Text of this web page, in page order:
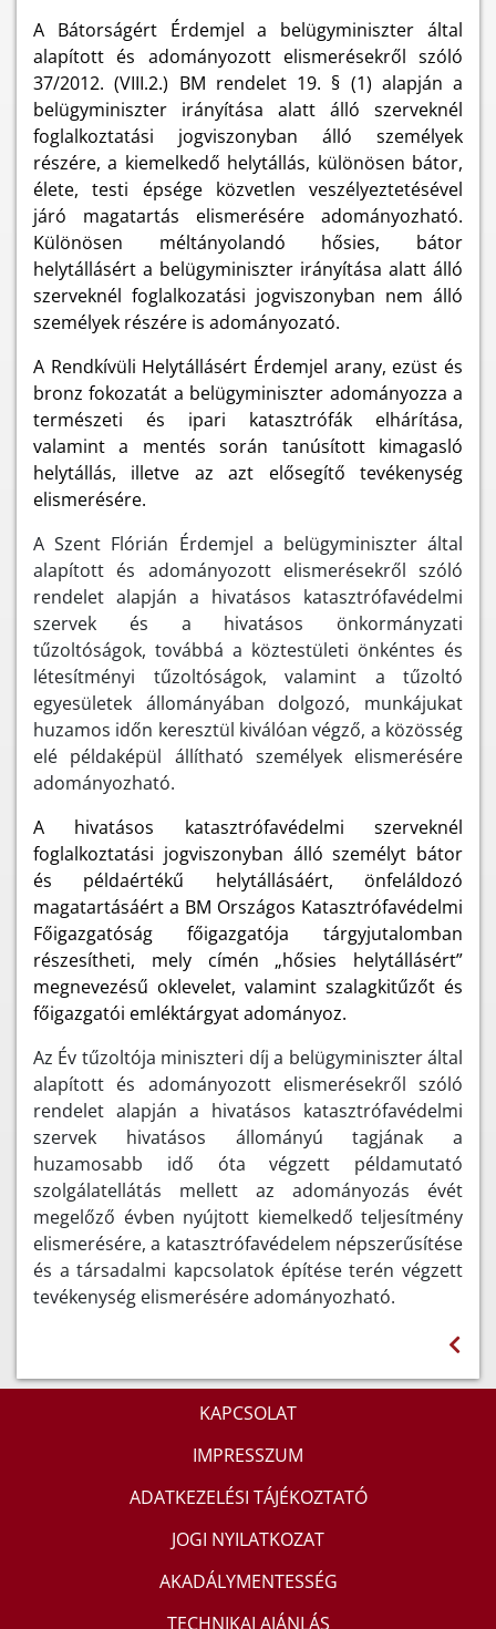
A Bátorságért Érdemjel a belügyminiszter által
alapított és adományozott elismerésekről szóló
37/2012. (VIII.2.) BM rendelet 19. § (1) alapján a
belügyminiszter irányítása alatt álló szerveknél
foglalkoztatási jogviszonyban álló személyek
részére, a kiemelkedő helytállás, különösen bátor,
élete, testi épsége közvetlen veszélyeztetésével
járó magatartás elismerésére adományozható.
Különösen méltányolandó hősies, bátor
helytállásért a belügyminiszter irányítása alatt álló
szerveknél foglalkozatási jogviszonyban nem álló
személyek részére is adományozató.
A Rendkívüli Helytállásért Érdemjel arany, ezüst és
bronz fokozatát a belügyminiszter adományozza a
természeti és ipari katasztrófák elhárítása,
valamint a mentés során tanúsított kimagasló
helytállás, illetve az azt elősegítő tevékenység
elismerésére.
A Szent Flórián Érdemjel a belügyminiszter által
alapított és adományozott elismerésekről szóló
rendelet alapján a hivatásos katasztrófavédelmi
szervek és a hivatásos önkormányzati
tűzoltóságok, továbbá a köztestületi önkéntes és
létesítményi tűzoltóságok, valamint a tűzoltó
egyesületek állományában dolgozó, munkájukat
huzamos időn keresztül kiválóan végző, a közösség
elé példaképül állítható személyek elismerésére
adományozható.
A hivatásos katasztrófavédelmi szerveknél
foglalkoztatási jogviszonyban álló személyt bátor
és példaértékű helytállásáért, önfeláldozó
magatartásáért a BM Országos Katasztrófavédelmi
Főigazgatóság főigazgatója tárgyjutalomban
részesítheti, mely címén „hősies helytállásért”
megnevezésű oklevelet, valamint szalagkitűzőt és
főigazgatói emléktárgyat adományoz.
Az Év tűzoltója miniszteri díj a belügyminiszter által
alapított és adományozott elismerésekről szóló
rendelet alapján a hivatásos katasztrófavédelmi
szervek hivatásos állományú tagjának a
huzamosabb idő óta végzett példamutató
szolgálatellátás mellett az adományozás évét
megelőző évben nyújtott kiemelkedő teljesítmény
elismerésére, a katasztrófavédelem népszerűsítése
és a társadalmi kapcsolatok építése terén végzett
tevékenység elismerésére adományozható.
KAPCSOLAT
IMPRESSZUM
ADATKEZELÉSI TÁJÉKOZTATÓ
JOGI NYILATKOZAT
AKADÁLYMENTESSÉG
TECHNIKAI AJÁNLÁS